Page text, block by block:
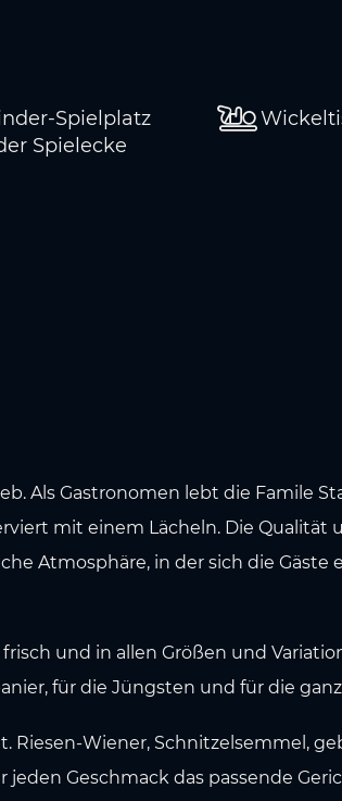
Spielplatz
Spielecke
Als Gastronomen lebt die Famile
mit einem Lächeln. Die Qualität
Atmosphäre, in der sich die Gäste
und in allen Größen und
für die Jüngsten und für die
Riesen-Wiener, Schnitzelsemmel,
Geschmack das passende